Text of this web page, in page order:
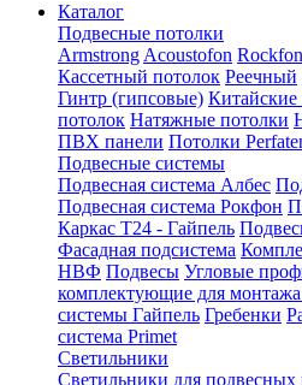
Каталог
Подвесные потолки
Armstrong Acoustofon Rockfon
Кассетный потолок Реечный
Гинтр (гипсовые) Китайские
потолок Натяжные потолки
ПВХ панели Потолки
Подвесные системы
Подвесная система Албес
Подвесная система Рокфон
Каркас Т24 - Гайпель
Фасадная подсистема
НВФ Подвесы Угловые
комплектующие для
системы Гайпель Гребенки
система Primet
Светильники
Светильники для подвесных